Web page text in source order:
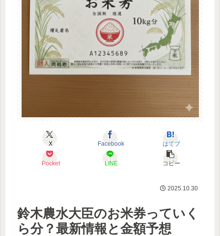
X Facebook はてブ
Pocket LINE コピー
2025.10.30
鈴木農水大臣のお米券っていく
ら分？最新情報と金額予想